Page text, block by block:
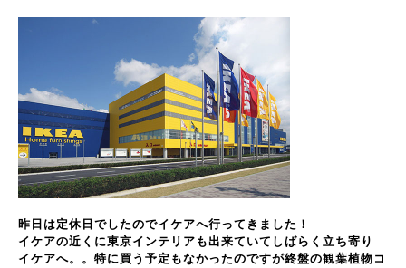
昨日は定休日でしたのでイケアへ行ってきました！
イケアの近くに東京インテリアも出来ていてしばらく立ち寄り
イケアへ。。特に買う予定もなかったのですが終盤の観葉植物コ